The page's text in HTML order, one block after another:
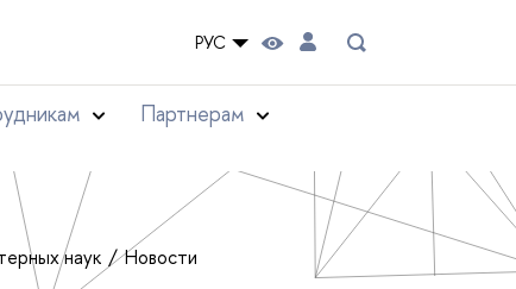
РУС
Партнерам
наук Новости